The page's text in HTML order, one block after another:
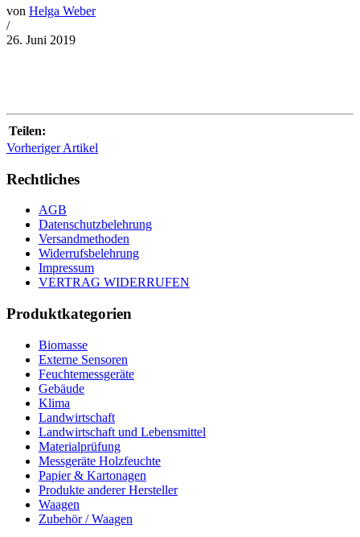
von Helga Weber
/
26. Juni 2019
Teilen:
Vorheriger Artikel
Rechtliches
AGB
Datenschutzbelehrung
Versandmethoden
Widerrufsbelehrung
Impressum
VERTRAG WIDERRUFEN
Produktkategorien
Biomasse
Externe Sensoren
Feuchtemessgeräte
Gebäude
Klima
Landwirtschaft
Landwirtschaft und Lebensmittel
Materialprüfung
Messgeräte Holzfeuchte
Papier & Kartonagen
Produkte anderer Hersteller
Waagen
Zubehör / Waagen